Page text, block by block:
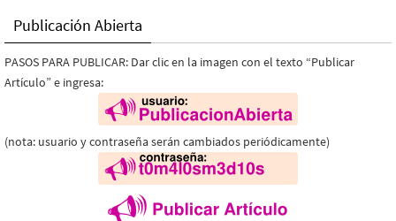
Publicación Abierta
PASOS PARA PUBLICAR: Dar clic en la imagen con el texto “Publicar
Artículo” e ingresa:
(nota: usuario y contraseña serán cambiados periódicamente)